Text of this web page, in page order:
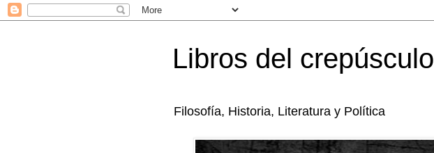
Libros del crepúsculo
Filosofía, Historia, Literatura y Política